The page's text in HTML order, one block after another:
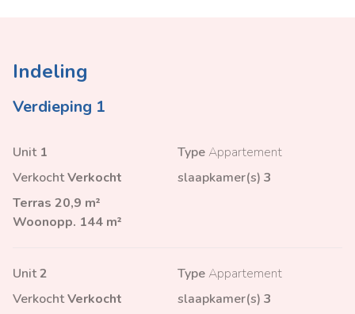
Indeling
Verdieping 1
Unit1 TypeAppartement
VerkochtVerkocht slaapkamer(s) 3
Terras 20,9 m²
Woonopp. 144 m²
Unit2 TypeAppartement
VerkochtVerkocht slaapkamer(s) 3